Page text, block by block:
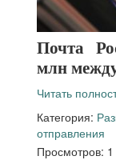
Почта
млн
Читать
Категория:
отправления
Просмотров: